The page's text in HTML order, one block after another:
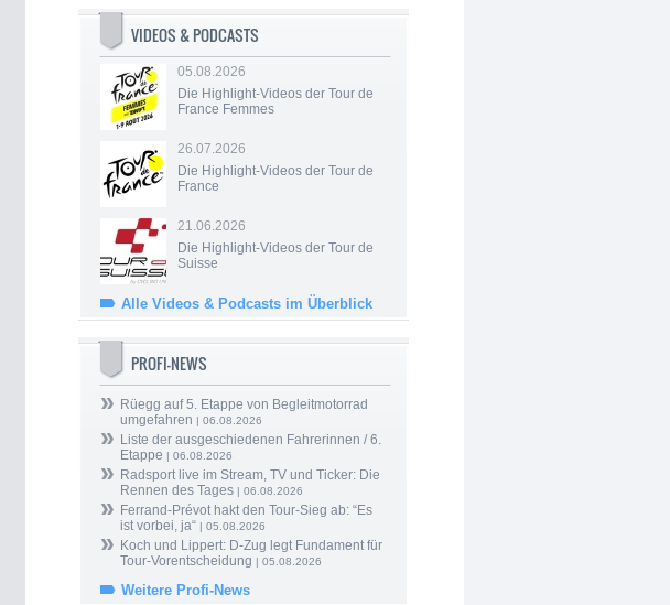
VIDEOS & PODCASTS
05.08.2026
Die Highlight-Videos der Tour de
France Femmes
26.07.2026
Die Highlight-Videos der Tour de
France
21.06.2026
Die Highlight-Videos der Tour de
Suisse
Alle Videos & Podcasts im Überblick
PROFI-NEWS
Rüegg auf 5. Etappe von Begleitmotorrad
umgefahren | 06.08.2026
Liste der ausgeschiedenen Fahrerinnen / 6.
Etappe | 06.08.2026
Radsport live im Stream, TV und Ticker: Die
Rennen des Tages | 06.08.2026
Ferrand-Prévot hakt den Tour-Sieg ab: “Es
ist vorbei, ja“ | 05.08.2026
Koch und Lippert: D-Zug legt Fundament für
Tour-Vorentscheidung | 05.08.2026
Weitere Profi-News